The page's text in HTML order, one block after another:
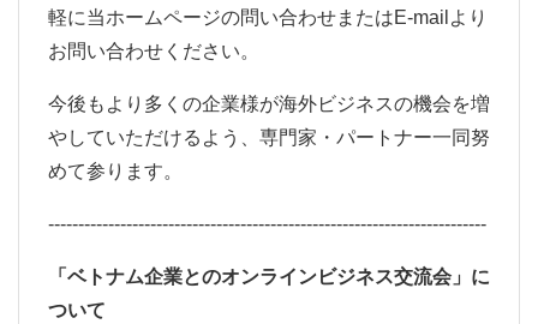
軽に当ホームページの問い合わせまたはE-mailより
お問い合わせください。
今後もより多くの企業様が海外ビジネスの機会を増
やしていただけるよう、専門家・パートナー一同努
めて参ります。
-------------------------------------------------------------------------
「ベトナム企業とのオンラインビジネス交流会」に
ついて